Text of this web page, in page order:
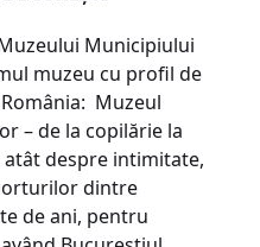
Municipiului
muzeu cu profil de
Muzeul
– de la copilărie la
despre intimitate,
dintre
de ani, pentru